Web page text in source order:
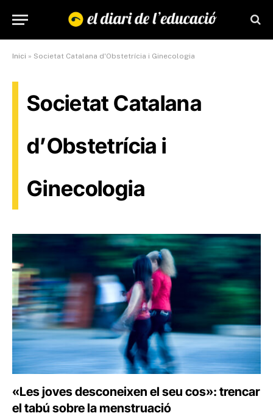
Inici » Societat Catalana d'Obstetrícia i Ginecologia
Societat Catalana
d’Obstetrícia i
Ginecologia
«Les joves desconeixen el seu cos»: trencar
el tabú sobre la menstruació